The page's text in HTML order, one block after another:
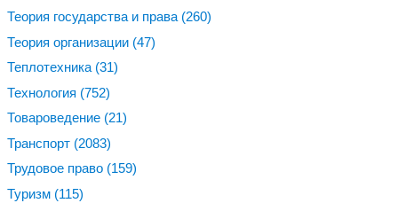
Теория государства и права (260)
Теория организации (47)
Теплотехника (31)
Технология (752)
Товароведение (21)
Транспорт (2083)
Трудовое право (159)
Туризм (115)